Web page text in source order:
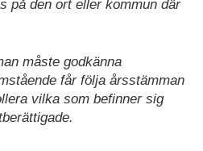
på den ort eller kommun där
måste godkänna
får följa årsstämman
vilka som befinner sig